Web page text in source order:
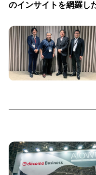
のインサイトを網羅し